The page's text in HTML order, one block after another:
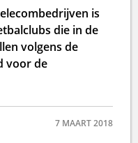
is
die in de
volgens de
voor de
7 MAART 2018